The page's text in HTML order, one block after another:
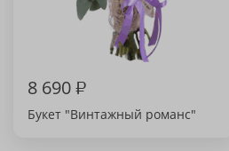
8 690₽
Букет "Винтажный романс"